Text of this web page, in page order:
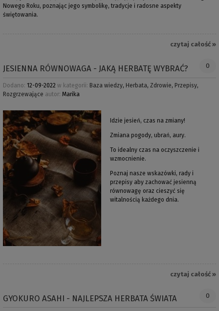
Nowego Roku, poznając jego symbolikę, tradycje i radosne aspekty
świętowania.
czytaj całość »
JESIENNA RÓWNOWAGA - JAKĄ HERBATĘ WYBRAĆ? 0
Dodano: 12-09-2022 w kategorii: Baza wiedzy, Herbata, Zdrowie, Przepisy,
Rozgrzewające autor: Marika
Idzie jesień, czas na zmiany!
Zmiana pogody, ubrań, aury.
To idealny czas na oczyszczenie i
wzmocnienie.
Poznaj nasze wskazówki, rady i
przepisy aby zachować jesienną
równowagę oraz cieszyć się
witalnością każdego dnia.
czytaj całość »
GYOKURO ASAHI - NAJLEPSZA HERBATA ŚWIATA 0